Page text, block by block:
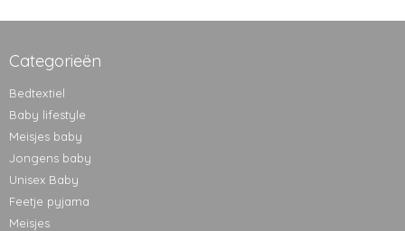
Categorieën
Bedtextiel
Baby lifestyle
Meisjes baby
Jongens baby
Unisex Baby
Feetje pyjama
Meisjes